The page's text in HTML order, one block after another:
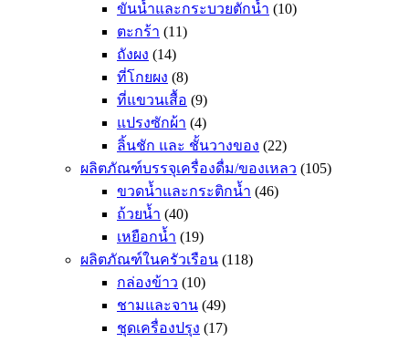
ขันน้ำและกระบวยตักน้ำ (10)
ตะกร้า (11)
ถังผง (14)
ที่โกยผง (8)
ที่แขวนเสื้อ (9)
แปรงซักผ้า (4)
ลิ้นชัก และ ชั้นวางของ (22)
ผลิตภัณฑ์บรรจุเครื่องดื่ม/ของเหลว (105)
ขวดน้ำและกระติกน้ำ (46)
ถ้วยน้ำ (40)
เหยือกน้ำ (19)
ผลิตภัณฑ์ในครัวเรือน (118)
กล่องข้าว (10)
ชามและจาน (49)
ชุดเครื่องปรุง (17)